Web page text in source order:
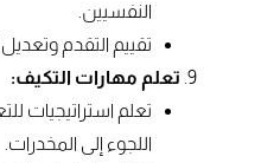
النفسيين.
تقييم التقدم وتعديل
تعلم مهارات التكيف:
تعلم استراتيجيات
اللجوء إلى المخدرات.